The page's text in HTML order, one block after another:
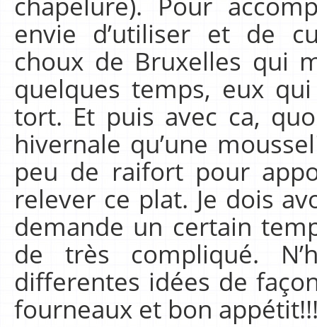
envie d’utiliser et de
choux de Bruxelles qui
quelques temps, eux
tort. Et puis avec ca,
hivernale qu’une
peu de raifort pour
relever ce plat. Je dois
demande un certain
de très compliqué.
differentes idées de
fourneaux et bon